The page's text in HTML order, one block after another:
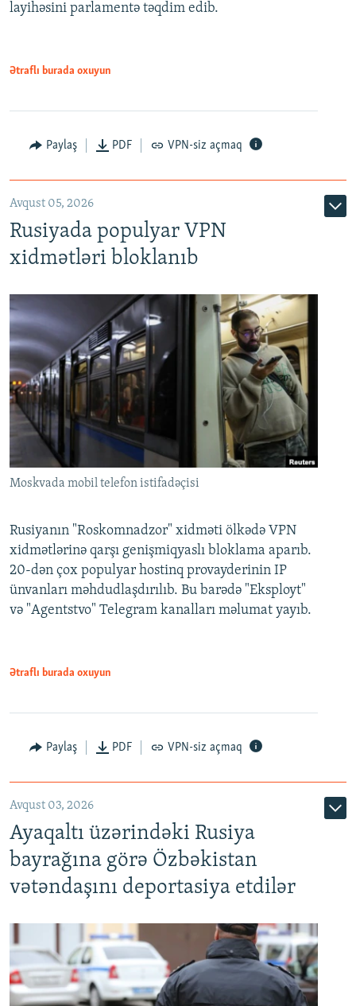
720p 1080p
layihəsini parlamentə təqdim edib.
Ətraflı burada oxuyun
Paylaş PDF VPN-siz açmaq
Avqust 05, 2026
Rusiyada populyar VPN
xidmətləri bloklanıb
Moskvada mobil telefon istifadəçisi
Rusiyanın "Roskomnadzor" xidməti ölkədə VPN
xidmətlərinə qarşı genişmiqyaslı bloklama aparıb.
20-dən çox populyar hostinq provayderinin IP
ünvanları məhdudlaşdırılıb. Bu barədə "Eksployt"
və "Agentstvo" Telegram kanalları məlumat yayıb.
Ətraflı burada oxuyun
Paylaş PDF VPN-siz açmaq
Avqust 03, 2026
Ayaqaltı üzərindəki Rusiya
bayrağına görə Özbəkistan
vətəndaşını deportasiya etdilər